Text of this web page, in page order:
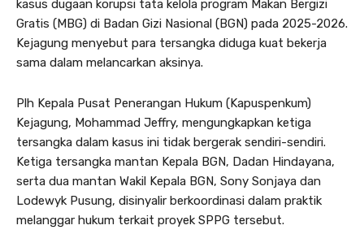
kasus dugaan korupsi tata kelola program Makan Bergizi
Gratis (MBG) di Badan Gizi Nasional (BGN) pada 2025-2026.
Kejagung menyebut para tersangka diduga kuat bekerja
sama dalam melancarkan aksinya.
Plh Kepala Pusat Penerangan Hukum (Kapuspenkum)
Kejagung, Mohammad Jeffry, mengungkapkan ketiga
tersangka dalam kasus ini tidak bergerak sendiri-sendiri.
Ketiga tersangka mantan Kepala BGN, Dadan Hindayana,
serta dua mantan Wakil Kepala BGN, Sony Sonjaya dan
Lodewyk Pusung, disinyalir berkoordinasi dalam praktik
melanggar hukum terkait proyek SPPG tersebut.